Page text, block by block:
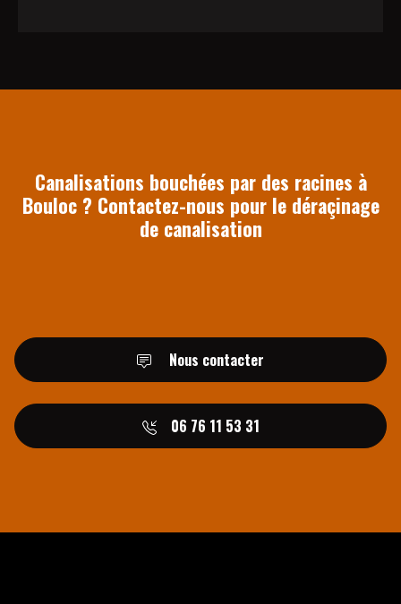
Canalisations bouchées par des racines à
Bouloc ? Contactez-nous pour le déraçinage
de canalisation
Nous contacter
06 76 11 53 31